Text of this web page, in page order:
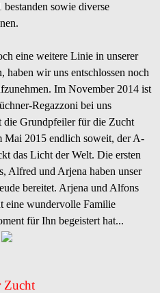
sowie diverse
eine weitere Linie in unserer
haben wir uns entschlossen noch
Im November 2014 ist
Regazzoni bei uns
die Grundpfeiler für die Zucht
Mai 2015 endlich soweit, der A-
das Licht der Welt. Die ersten
Alfred und Arjena haben unser
bereitet. Arjena und Alfons
eine wundervolle Familie
für Ihn begeistert hat...
Zucht